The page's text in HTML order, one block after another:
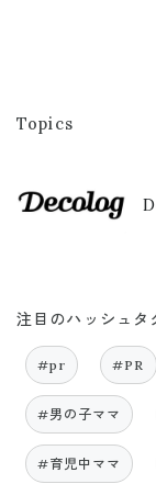
Topics
注目のハッシュタ
#pr #PR
#男の子ママ
#育児中ママ